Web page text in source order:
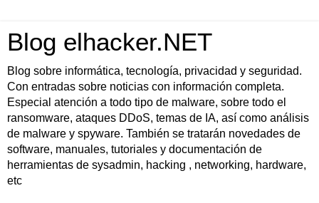
Blog elhacker.NET
Blog sobre informática, tecnología, privacidad y seguridad.
Con entradas sobre noticias con información completa.
Especial atención a todo tipo de malware, sobre todo el
ransomware, ataques DDoS, temas de IA, así como análisis
de malware y spyware. También se tratarán novedades de
software, manuales, tutoriales y documentación de
herramientas de sysadmin, hacking , networking, hardware,
etc